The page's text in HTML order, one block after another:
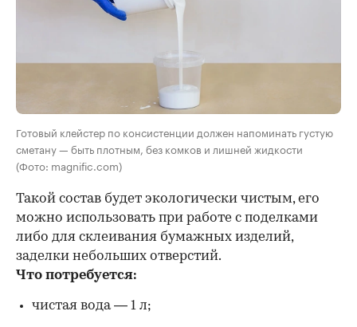
Готовый клейстер по консистенции должен напоминать густую
сметану — быть плотным, без комков и лишней жидкости
(Фото: magnific.com)
Такой состав будет экологически чистым, его
можно использовать при работе с поделками
либо для склеивания бумажных изделий,
заделки небольших отверстий.
Что потребуется:
чистая вода — 1 л;